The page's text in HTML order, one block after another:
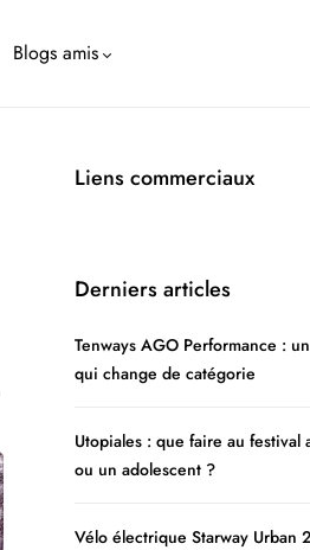
Blogs amis
Liens commerciaux
Derniers articles
Tenways AGO Performance :
qui change de catégorie
Utopiales : que faire au festival
ou un adolescent ?
Vélo électrique Starway Urban